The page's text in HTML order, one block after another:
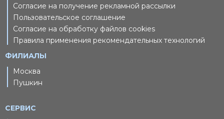
Согласие на получение рекламной рассылки
Пользовательское соглашение
Согласие на обработку файлов cookies
Правила применения рекомендательных технологий
ФИЛИАЛЫ
Москва
Пушкин
СЕРВИС